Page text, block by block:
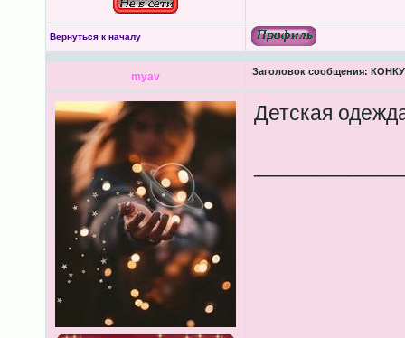
Вернуться к началу
myav Заголовок сообщения:
Детская